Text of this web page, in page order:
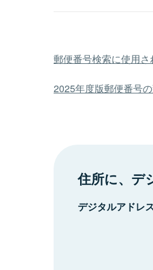
郵便番号検索に使用
2025年度版郵便番号
住所に、デ
デジタルアドレ